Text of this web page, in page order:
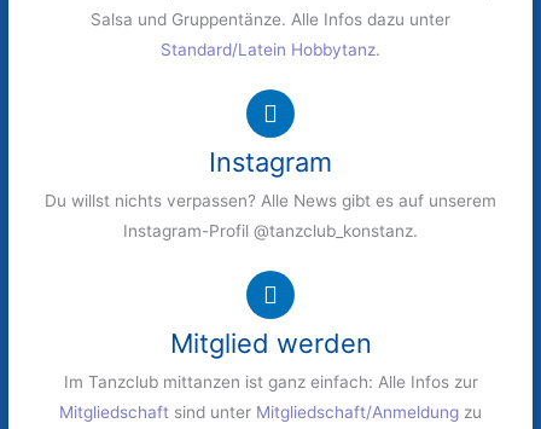
Salsa und Gruppentänze. Alle Infos dazu unter
Standard/Latein Hobbytanz.
Instagram
Du willst nichts verpassen? Alle News gibt es auf unserem
Instagram-Profil @tanzclub_konstanz.
Mitglied werden
Im Tanzclub mittanzen ist ganz einfach: Alle Infos zur
Mitgliedschaft sind unter Mitgliedschaft/Anmeldung zu